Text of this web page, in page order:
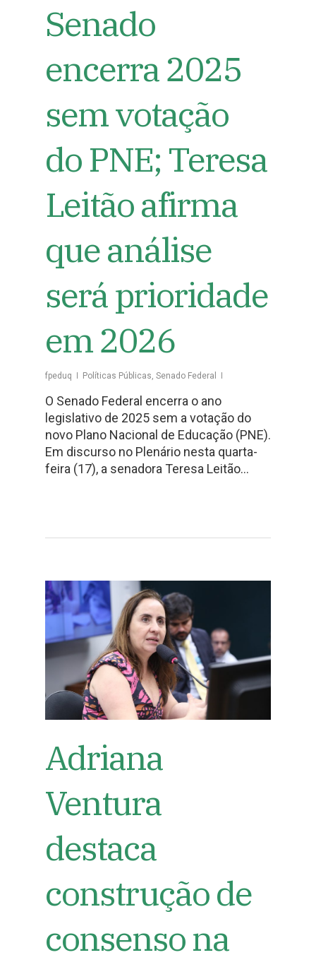
Senado
encerra 2025
sem votação
do PNE; Teresa
Leitão afirma
que análise
será prioridade
em 2026
fpeduq Políticas Públicas Senado Federal
O Senado Federal encerra o ano
legislativo de 2025 sem a votação do
novo Plano Nacional de Educação (PNE).
Em discurso no Plenário nesta quarta-
feira (17), a senadora Teresa Leitão…
Adriana
Ventura
destaca
construção de
consenso na